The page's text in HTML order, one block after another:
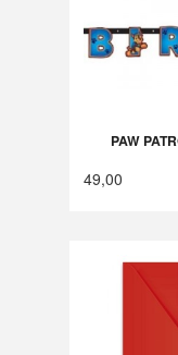
PAW
49,00